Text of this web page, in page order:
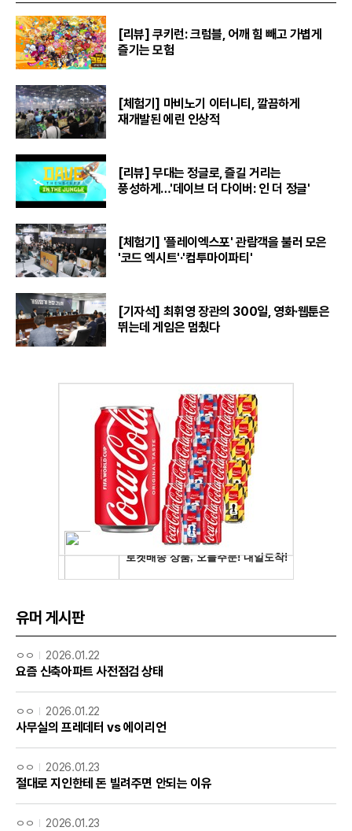
[리뷰] 쿠키런: 크럼블, 어깨 힘 빼고 가볍게
즐기는 모험
[체험기] 마비노기 이터니티, 깔끔하게
재개발된 에린 인상적
[리뷰] 무대는 정글로, 즐길 거리는
풍성하게…'데이브 더 다이버: 인 더 정글'
[체험기] '플레이엑스포' 관람객을 불러 모은
'코드 엑시트'·'컴투마이파티'
[기자석] 최휘영 장관의 300일, 영화·웹툰은
뛰는데 게임은 멈췄다
유머 게시판
ㅇㅇ 2026.01.22
요즘 신축아파트 사전점검 상태
ㅇㅇ 2026.01.22
사무실의 프레데터 vs 에이리언
ㅇㅇ 2026.01.23
절대로 지인한테 돈 빌려주면 안되는 이유
ㅇㅇ 2026.01.23